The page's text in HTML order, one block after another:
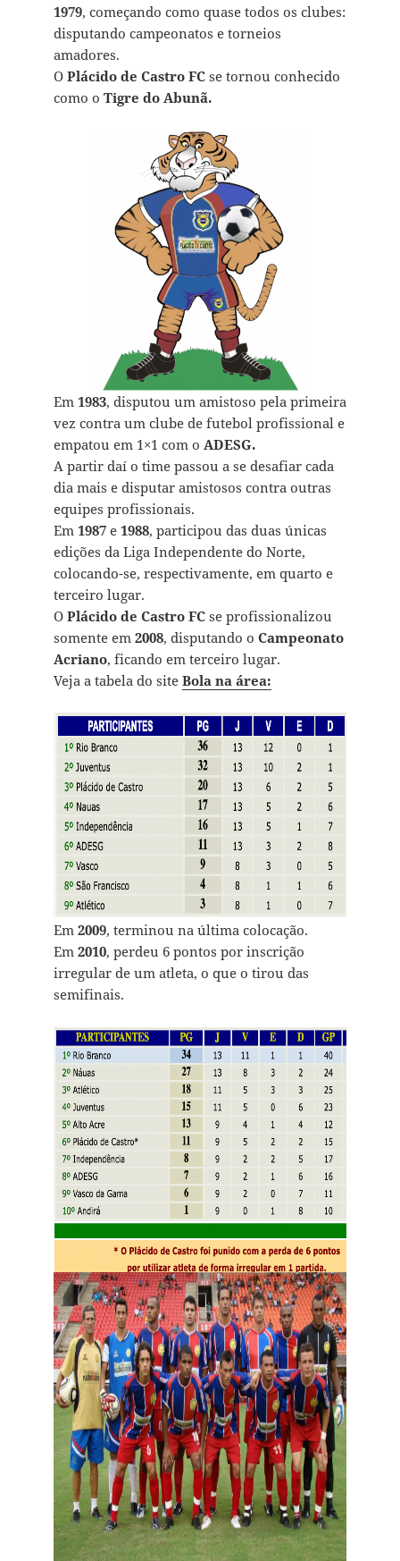
1979, começando como quase todos os clubes:
disputando campeonatos e torneios
amadores.
O Plácido de Castro FCse tornou conhecido
como o Tigre do Abunã.
Em 1983, disputou um amistoso pela primeira
vez contra um clube de futebol profissional e
empatou em 1×1 com o ADESG.
A partir daí o time passou a se desafiar cada
dia mais e disputar amistosos contra outras
equipes profissionais.
Em 1987e 1988, participou das duas únicas
edições da Liga Independente do Norte,
colocando-se, respectivamente, em quarto e
terceiro lugar.
O Plácido de Castro FCse profissionalizou
somente em 2008, disputando o Campeonato
Acriano, ficando em terceiro lugar.
Veja a tabela do site Bola na área:
Em 2009, terminou na última colocação.
Em 2010, perdeu 6 pontos por inscrição
irregular de um atleta, o que o tirou das
semifinais.